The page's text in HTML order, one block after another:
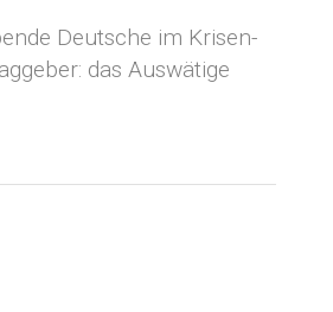
Deutsche im Krisen-
das Auswätige